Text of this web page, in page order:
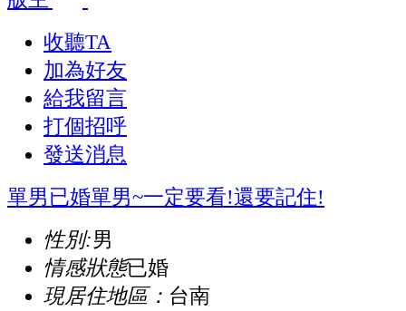
收聽TA
加為好友
給我留言
打個招呼
發送消息
單男已婚單男~一定要看!還要記住!
性別:男
情感狀態已婚
現居住地區： 台南